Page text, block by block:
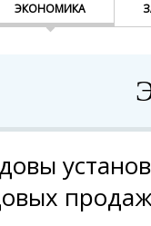
ЭКОНОМИКА